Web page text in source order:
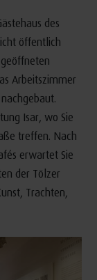
des
öffentlich
Arbeitszimmer
Isar, wo Sie
treffen. Nach
erwartet Sie
der Tölzer
Trachten,